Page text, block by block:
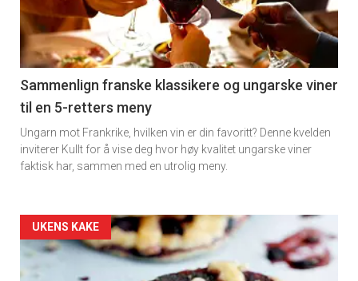
nå
-
5
Sammenlign franske klassikere og ungarske viner
til en 5-retters meny
Ungarn mot Frankrike, hvilken vin er din favoritt? Denne kvelden
inviterer Kullt for å vise deg hvor høy kvalitet ungarske viner
faktisk har, sammen med en utrolig meny.
Forsiden
akkurat
UKENS KAKE